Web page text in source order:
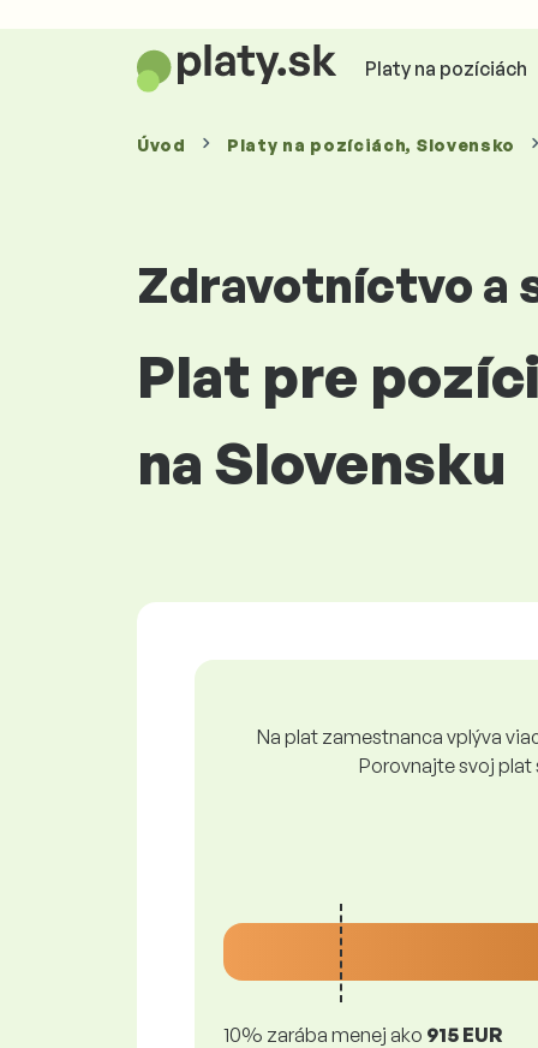
Platy na pozíciách
Úvod Platy na pozíciách, Slovensko
Zdravotníctvo a
Plat pre
na Slovensku
Na plat zamestnanca vplýva
Porovnajte svoj plat
10% zarába menej ako 915 EUR